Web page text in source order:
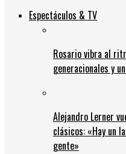
Espectáculos & TV
Rosario vibra al
generacionales y
Alejandro Lerner
clásicos: «Hay un
gente»